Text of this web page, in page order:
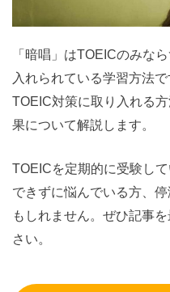
「暗唱」はTOEICのみな
入れられている学習方法
TOEIC対策に取り入れる
果について解説します。
TOEICを定期的に受験し
できずに悩んでいる方、
もしれません。ぜひ記事
さい。